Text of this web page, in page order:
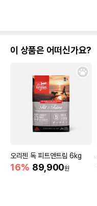
이 상품은 어떠신가요?
오리젠 독 피트앤트림 6kg
16% 89,900원